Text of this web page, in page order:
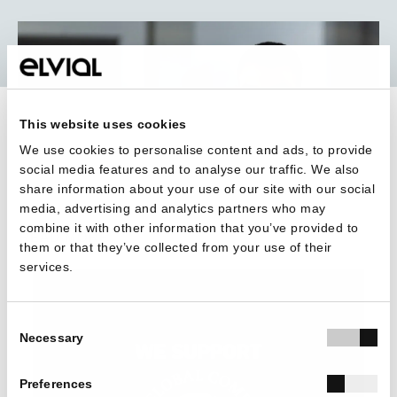
This website uses cookies
We use cookies to personalise content and ads, to provide
social media features and to analyse our traffic. We also
share information about your use of our site with our social
media, advertising and analytics partners who may
combine it with other information that you’ve provided to
them or that they’ve collected from your use of their
services.
Selection
Necessary
Preferences
BACK TO ALL
READ MORE